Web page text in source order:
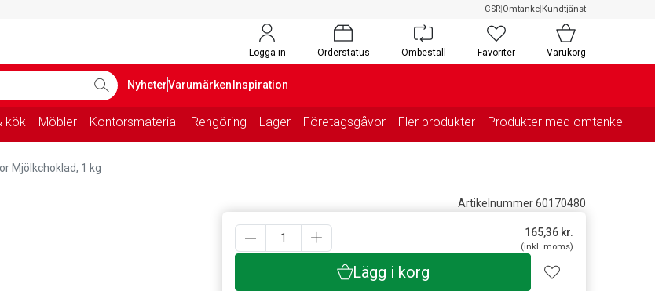
CSR|Omtanke|Kundtjänst
Logga in Orderstatus Ombeställ Favoriter Varukorg
NyheterVarumärken Inspiration
kök Möbler Kontorsmaterial Rengöring Lager Företagsgåvor Fler produkter Produkter med omtanke
Mjölkchoklad, 1 kg
Artikelnummer 60170480
165,36kr.
(inkl. moms)
Lägg i korg